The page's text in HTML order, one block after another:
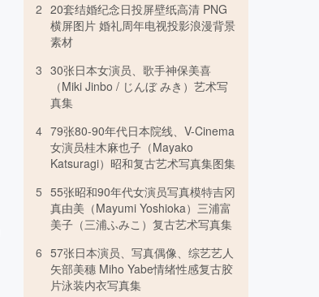
2 20套结婚纪念日投屏壁纸高清 PNG
横屏图片 婚礼周年电视投影浪漫背景
素材
3 30张日本女演员、歌手神保美喜
（Miki Jinbo / じんぼ みき）艺术写
真集
4 79张80-90年代日本院线、V-Cinema
女演员桂木麻也子（Mayako
Katsuragi）昭和复古艺术写真集图集
5 55张昭和90年代女演员写真模特吉冈
真由美（Mayumi Yoshioka）三浦富
美子（三浦ふみこ）复古艺术写真集
6 57张日本演员、写真偶像、综艺艺人
矢部美穗 Miho Yabe情绪性感复古胶
片泳装内衣写真集